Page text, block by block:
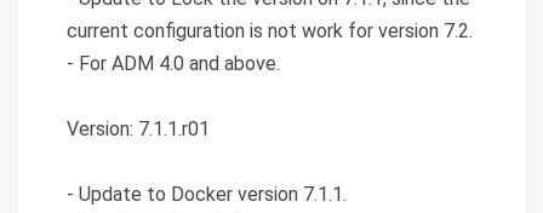
current configuration is not work for version 7.2.
- For ADM 4.0 and above.
Version: 7.1.1.r01
- Update to Docker version 7.1.1.